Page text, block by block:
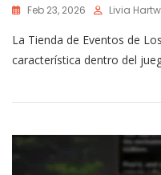
Feb 23, 2026 Livia
La Tienda de Eventos de
característica dentro del